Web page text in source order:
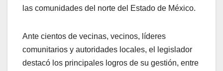
las comunidades del norte del Estado de México.
Ante cientos de vecinas, vecinos, líderes
comunitarios y autoridades locales, el legislador
destacó los principales logros de su gestión, entre